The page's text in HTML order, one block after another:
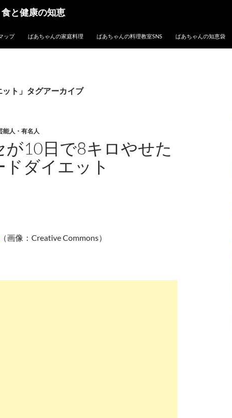
と健康の知恵
ップ ばあちゃんの家庭料理 ばあちゃんの料理教室SNS ばあちゃんの知恵袋
ット」タグアーカイブ
能人・有名人
が10日で8キロやせた
ドダイエット
画像：Creative Commons）